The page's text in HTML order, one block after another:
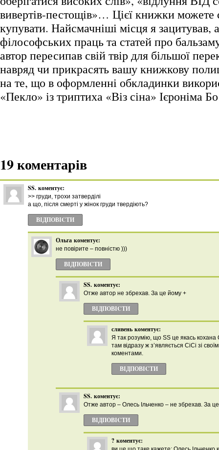
вивертів-пестощів»… Цієї книжки можете
купувати. Найсмачніші місця я зацитував,
філософських праць та статей про
автор пересипав свій твір для більшої
навряд чи прикрасять вашу книжкову
на те, що в оформленні обкладинки
«Пекло» із триптиха «Віз сіна» Ієроніма
19 коментарів
SS. коментує:
>> груди, трохи затверділі
а що, після смерті у жінок груди твердіють?
ВІДПОВІCТИ
Ольга коментує:
не повірите – повністю )))
ВІДПОВІCТИ
SS. коментує:
Отже автор не збрехав. За це йому +
ВІДПОВІCТИ
сливень коментує:
Я так розумію, що SS це якась
там відразу ж з’являється СіСі зі
коментами.
ВІДПОВІCТИ
SS. коментує:
Отже автор – Олесь Ільченко – не збрехав. За
ВІДПОВІCТИ
? коментує: